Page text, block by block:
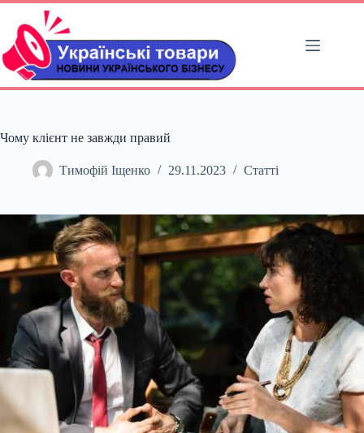
Перейти
вмісту
Чому клієнт не завжди правий
Тимофій Іщенко 29.11.2023 Статті